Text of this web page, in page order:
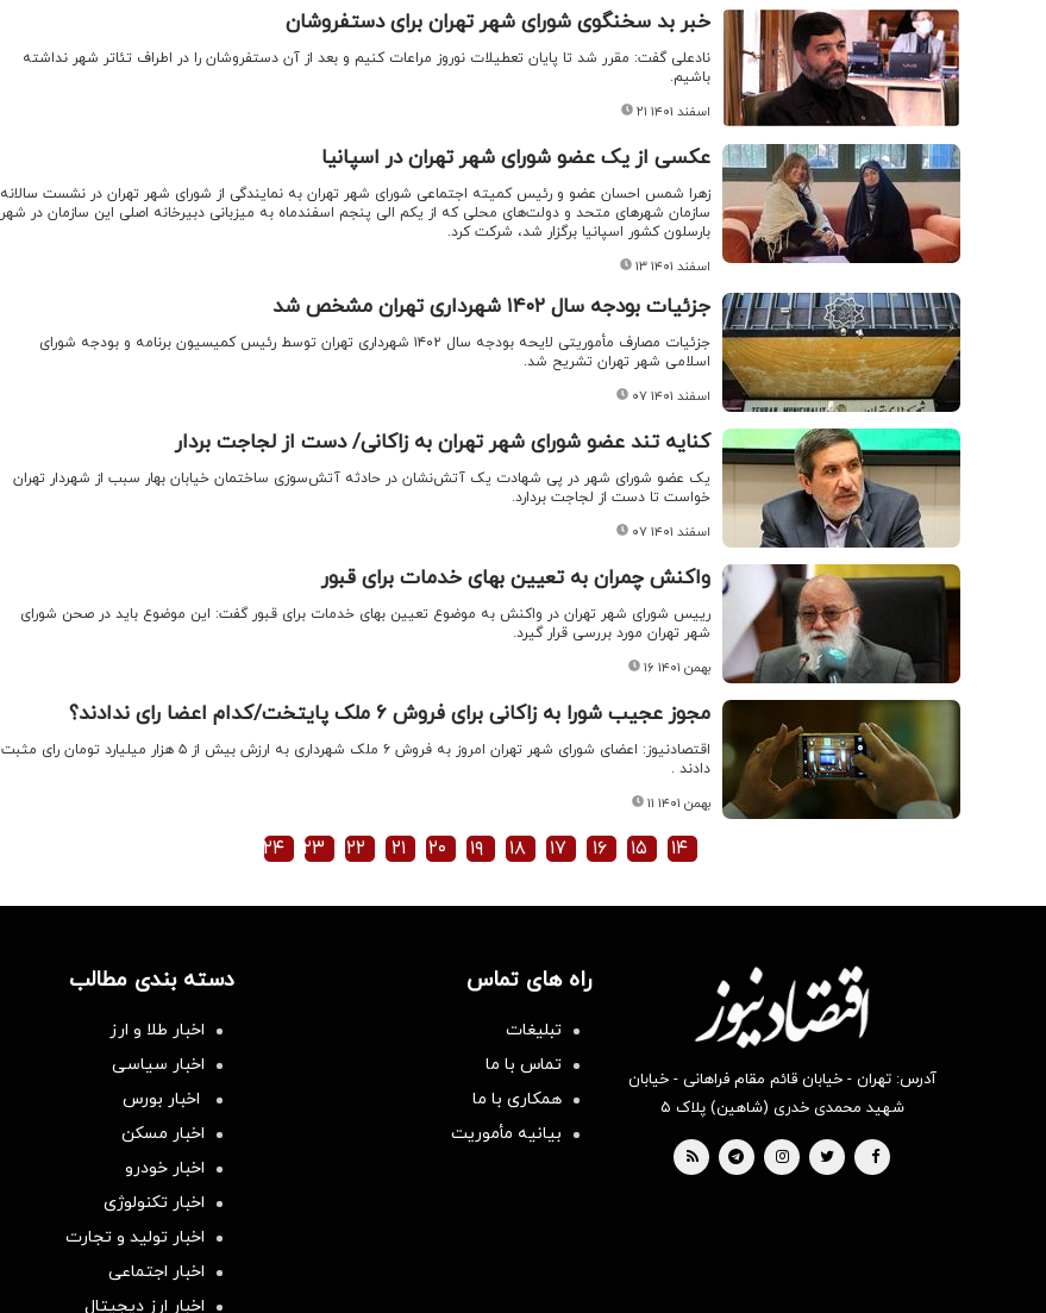
خبر بد سخنگوی شورای شهر تهران برای دستفروشان
نادعلی گفت: مقرر شد تا پایان تعطیلات نوروز مراعات کنیم و بعد از آن دستفروشان را در اطراف تئاتر شهر نداشته
باشیم.
۲۱ اسفند ۱۴۰۱
عکسی از یک عضو شورای شهر تهران در اسپانیا
زهرا شمس احسان عضو و رئیس کمیته اجتماعی شورای شهر تهران به نمایندگی از شورای شهر تهران در نشست سالانه
سازمان شهرهای متحد و دولت‌های محلی که از یکم الی پنجم اسفندماه به میزبانی دبیرخانه اصلی این سازمان در شهر
بارسلون کشور اسپانیا برگزار شد، شرکت کرد.
۱۳ اسفند ۱۴۰۱
جزئیات بودجه سال ۱۴۰۲ شهرداری تهران مشخص شد
جزئیات مصارف مأموریتی لایحه بودجه سال ۱۴۰۲ شهرداری تهران توسط رئیس کمیسیون برنامه و بودجه شورای
اسلامی شهر تهران تشریح شد.
۰۷ اسفند ۱۴۰۱
کنایه تند عضو شورای شهر تهران به زاکانی/ دست از لجاجت بردار
یک عضو شورای شهر در پی شهادت یک آتش‌نشان در حادثه آتش‌سوزی ساختمان خیابان بهار سبب از شهردار تهران
خواست تا دست از لجاجت بردارد.
۰۷ اسفند ۱۴۰۱
واکنش چمران به تعیین بهای خدمات برای قبور
رییس شورای شهر تهران در واکنش به موضوع تعیین بهای خدمات برای قبور گفت: این موضوع باید در صحن شورای
شهر تهران مورد بررسی قرار گیرد.
۱۶ بهمن ۱۴۰۱
مجوز عجیب شورا به زاکانی برای فروش ۶ ملک پایتخت/کدام اعضا رای ندادند؟
اقتصادنیوز: اعضای شورای شهر تهران امروز به فروش ۶ ملک شهرداری به ارزش بیش از ۵ هزار میلیارد تومان رای مثبت
دادند .
۱۱ بهمن ۱۴۰۱
۱۴ ۱۵ ۱۶ ۱۷ ۱۸ ۱۹ ۲۰ ۲۱ ۲۲ ۲۳ ۲۴
آدرس: تهران - خیابان قائم مقام فراهانی - خیابان
شهید محمدی خدری (شاهین) پلاک ۵
راه های تماس
تبلیغات
تماس با ما
همکاری با ما
بیانیه مأموریت
دسته بندی مطالب
اخبار طلا و ارز
اخبار سیاسی
اخبار بورس
اخبار مسکن
اخبار خودرو
اخبار تکنولوژی
اخبار تولید و تجارت
اخبار اجتماعی
اخبار ارز دیجیتال